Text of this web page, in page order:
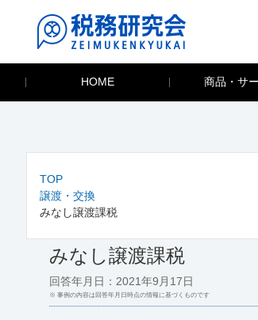
HOME 商品・サ
TOP
譲渡・交換
みなし譲渡課税
みなし譲渡課税
回答年月日：2021年9月17日
※ 事例の内容は回答年月日時点の情報に基づくものです